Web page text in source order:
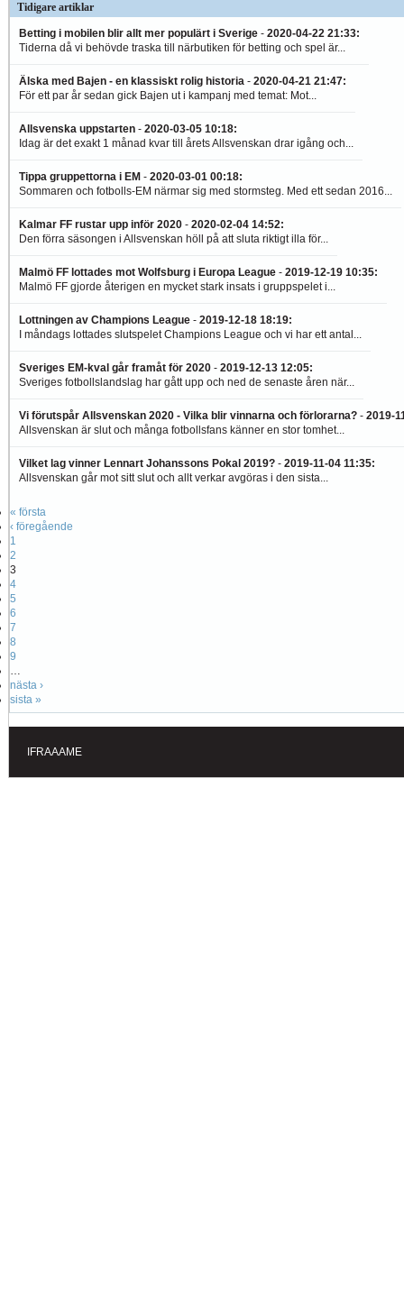
Tidigare artiklar
Betting i mobilen blir allt mer populärt i Sverige - 2020-04-22 21:33:
Tiderna då vi behövde traska till närbutiken för betting och spel är...
Älska med Bajen - en klassiskt rolig historia - 2020-04-21 21:47:
För ett par år sedan gick Bajen ut i kampanj med temat: Mot...
Allsvenska uppstarten - 2020-03-05 10:18:
Idag är det exakt 1 månad kvar till årets Allsvenskan drar igång och...
Tippa gruppettorna i EM - 2020-03-01 00:18:
Sommaren och fotbolls-EM närmar sig med stormsteg. Med ett sedan 2016...
Kalmar FF rustar upp inför 2020 - 2020-02-04 14:52:
Den förra säsongen i Allsvenskan höll på att sluta riktigt illa för...
Malmö FF lottades mot Wolfsburg i Europa League - 2019-12-19 10:35:
Malmö FF gjorde återigen en mycket stark insats i gruppspelet i...
Lottningen av Champions League - 2019-12-18 18:19:
I måndags lottades slutspelet Champions League och vi har ett antal...
Sveriges EM-kval går framåt för 2020 - 2019-12-13 12:05:
Sveriges fotbollslandslag har gått upp och ned de senaste åren när...
Vi förutspår Allsvenskan 2020 - Vilka blir vinnarna och förlorarna? - 2019-
Allsvenskan är slut och många fotbollsfans känner en stor tomhet...
Vilket lag vinner Lennart Johanssons Pokal 2019? - 2019-11-04 11:35:
Allsvenskan går mot sitt slut och allt verkar avgöras i den sista...
« första
‹ föregående
1
2
3
4
5
6
7
8
9
…
nästa ›
sista »
IFRAAAME